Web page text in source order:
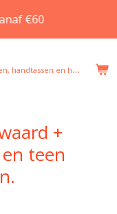
€60
en huisgeuren in Beveren
+
teen